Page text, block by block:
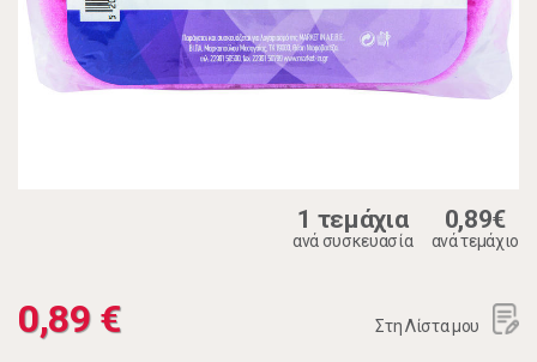
1 τεμάχια
ανά συσκευασία
0,89€
ανά τεμάχιο
0,89 € Στη Λίστα μου